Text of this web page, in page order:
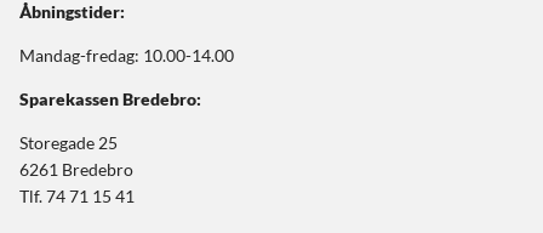
Åbningstider:
Mandag-fredag: 10.00-14.00
Sparekassen Bredebro:
Storegade 25
6261 Bredebro
Tlf. 74 71 15 41